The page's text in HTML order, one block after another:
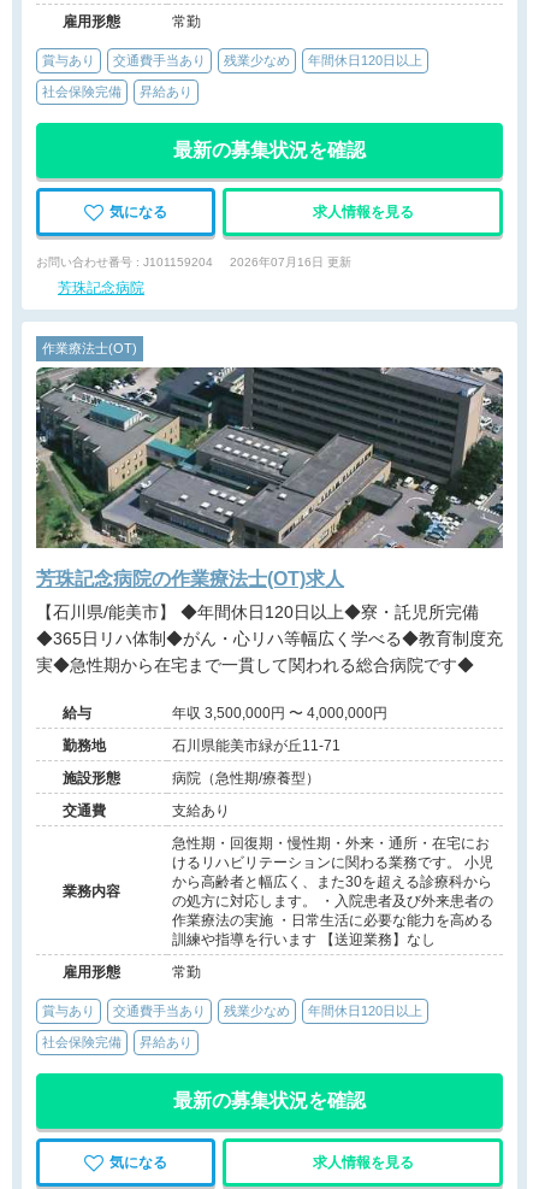
雇用形態
常勤
賞与あり 交通費手当あり 残業少なめ 年間休日120日以上
社会保険完備 昇給あり
最新の募集状況を確認
気になる 求人情報を見る
お問い合わせ番号 : J101159204 2026年07月16日 更新
芳珠記念病院
作業療法士(OT)
芳珠記念病院の作業療法士(OT)求人
【石川県/能美市】 ◆年間休日120日以上◆寮・託児所完備
◆365日リハ体制◆がん・心リハ等幅広く学べる◆教育制度充
実◆急性期から在宅まで一貫して関われる総合病院です◆
給与
年収 3,500,000円 〜 4,000,000円
勤務地
石川県能美市緑が丘11-71
施設形態
病院（急性期/療養型）
交通費
支給あり
業務内容
急性期・回復期・慢性期・外来・通所・在宅にお
けるリハビリテーションに関わる業務です。 小児
から高齢者と幅広く、また30を超える診療科から
の処方に対応します。 ・入院患者及び外来患者の
作業療法の実施 ・日常生活に必要な能力を高める
訓練や指導を行います 【送迎業務】なし
雇用形態
常勤
賞与あり 交通費手当あり 残業少なめ 年間休日120日以上
社会保険完備 昇給あり
最新の募集状況を確認
気になる 求人情報を見る